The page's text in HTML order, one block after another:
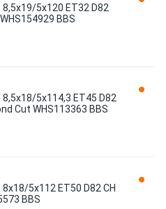
5x120 ET32 D82
BBS
5x114,3 ET45 D82
Cut WHS113363 BBS
5x112 ET50 D82 CH
BBS